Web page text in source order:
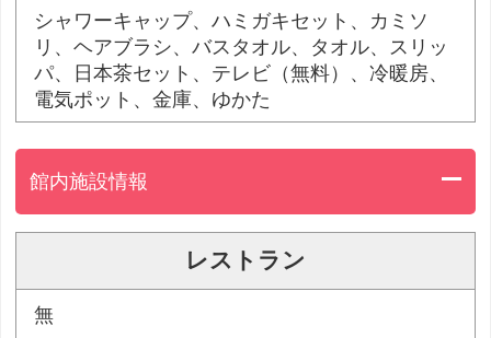
シャワーキャップ、ハミガキセット、カミソ
リ、ヘアブラシ、バスタオル、タオル、スリッ
パ、日本茶セット、テレビ（無料）、冷暖房、
電気ポット、金庫、ゆかた
館内施設情報
レストラン
無